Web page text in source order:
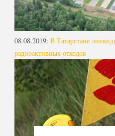
08.08.2019: В Татарстане
радиоактивных отходов